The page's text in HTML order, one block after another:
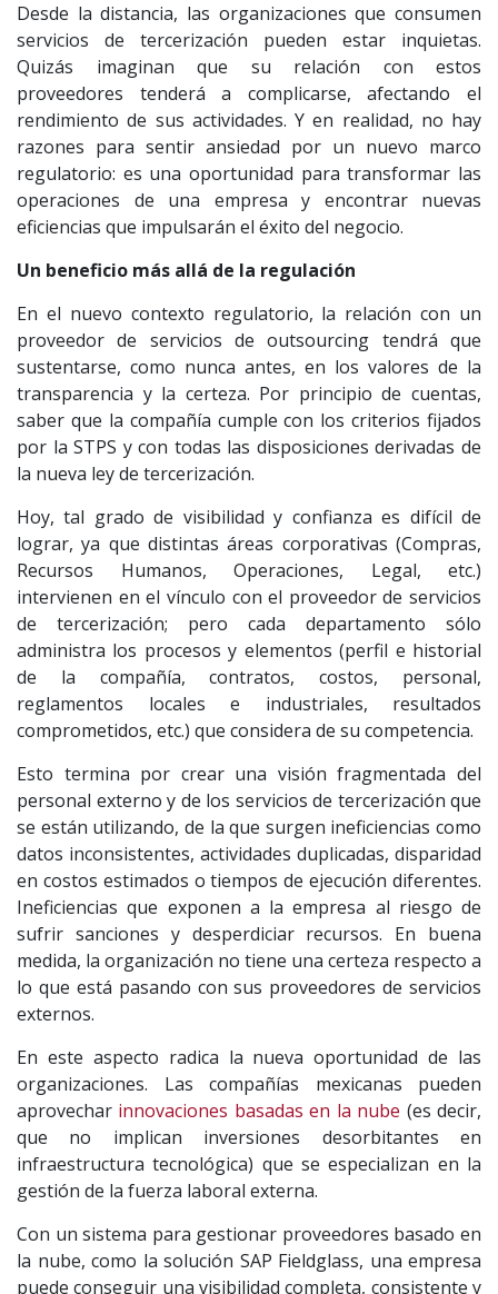
Desde la distancia, las organizaciones que consumen
servicios de tercerización pueden estar inquietas.
Quizás imaginan que su relación con estos
proveedores tenderá a complicarse, afectando el
rendimiento de sus actividades. Y en realidad, no hay
razones para sentir ansiedad por un nuevo marco
regulatorio: es una oportunidad para transformar las
operaciones de una empresa y encontrar nuevas
eficiencias que impulsarán el éxito del negocio.
Un beneficio más allá de la regulación
En el nuevo contexto regulatorio, la relación con un
proveedor de servicios de outsourcing tendrá que
sustentarse, como nunca antes, en los valores de la
transparencia y la certeza. Por principio de cuentas,
saber que la compañía cumple con los criterios fijados
por la STPS y con todas las disposiciones derivadas de
la nueva ley de tercerización.
Hoy, tal grado de visibilidad y confianza es difícil de
lograr, ya que distintas áreas corporativas (Compras,
Recursos Humanos, Operaciones, Legal, etc.)
intervienen en el vínculo con el proveedor de servicios
de tercerización; pero cada departamento sólo
administra los procesos y elementos (perfil e historial
de la compañía, contratos, costos, personal,
reglamentos locales e industriales, resultados
comprometidos, etc.) que considera de su competencia.
Esto termina por crear una visión fragmentada del
personal externo y de los servicios de tercerización que
se están utilizando, de la que surgen ineficiencias como
datos inconsistentes, actividades duplicadas, disparidad
en costos estimados o tiempos de ejecución diferentes.
Ineficiencias que exponen a la empresa al riesgo de
sufrir sanciones y desperdiciar recursos. En buena
medida, la organización no tiene una certeza respecto a
lo que está pasando con sus proveedores de servicios
externos.
En este aspecto radica la nueva oportunidad de las
organizaciones. Las compañías mexicanas pueden
aprovechar innovaciones basadas en la nube (es decir,
que no implican inversiones desorbitantes en
infraestructura tecnológica) que se especializan en la
gestión de la fuerza laboral externa.
Con un sistema para gestionar proveedores basado en
la nube, como la solución SAP Fieldglass, una empresa
puede conseguir una visibilidad completa, consistente y